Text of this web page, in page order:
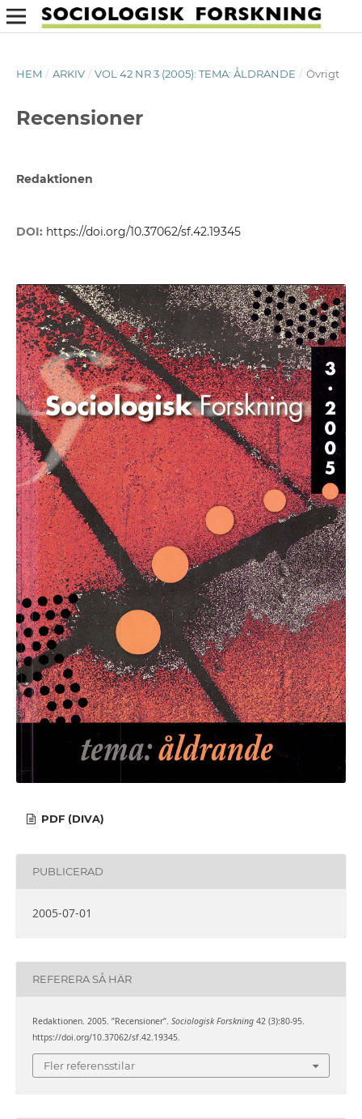
HEM / ARKIV / VOL 42 NR 3 (2005): TEMA: ÅLDRANDE / Övrigt
Recensioner
Redaktionen
DOI: https://doi.org/10.37062/sf.42.19345
PDF (DIVA)
PUBLICERAD
2005-07-01
REFERERA SÅ HÄR
Redaktionen. 2005. ”Recensioner”. Sociologisk Forskning42 (3):80-95.
https://doi.org/10.37062/sf.42.19345.
Fler referensstilar